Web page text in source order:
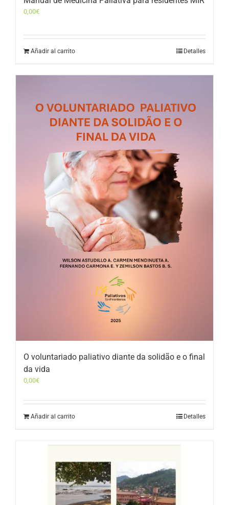
0,00€
Añadir al carrito Detalles
O voluntariado paliativo diante da solidão e o final
da vida
0,00€
Añadir al carrito Detalles